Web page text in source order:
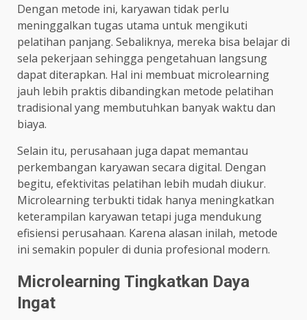
Dengan metode ini, karyawan tidak perlu
meninggalkan tugas utama untuk mengikuti
pelatihan panjang. Sebaliknya, mereka bisa belajar di
sela pekerjaan sehingga pengetahuan langsung
dapat diterapkan. Hal ini membuat microlearning
jauh lebih praktis dibandingkan metode pelatihan
tradisional yang membutuhkan banyak waktu dan
biaya.
Selain itu, perusahaan juga dapat memantau
perkembangan karyawan secara digital. Dengan
begitu, efektivitas pelatihan lebih mudah diukur.
Microlearning terbukti tidak hanya meningkatkan
keterampilan karyawan tetapi juga mendukung
efisiensi perusahaan. Karena alasan inilah, metode
ini semakin populer di dunia profesional modern.
Microlearning Tingkatkan Daya
Ingat